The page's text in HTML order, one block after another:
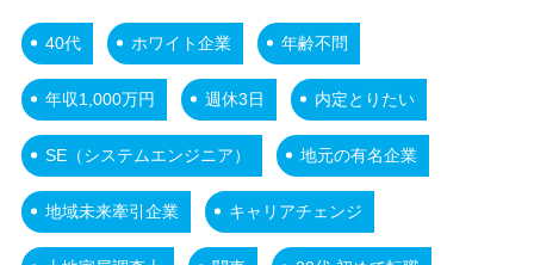
40代 ホワイト企業 年齢不問
年収1,000万円 週休3日 内定とりたい
SE（システムエンジニア） 地元の有名企業
地域未来牽引企業 キャリアチェンジ